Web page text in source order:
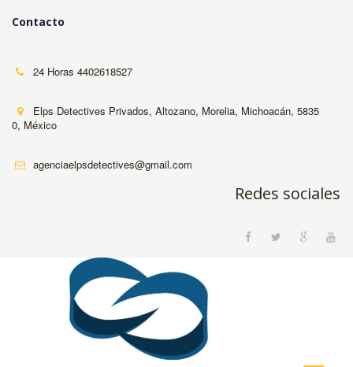
Contacto
24 Horas 4402618527
Elps Detectives Privados, Altozano, Morelia, Michoacán, 5835
0, México
agenciaelpsdetectives@gmail.com
Redes sociales